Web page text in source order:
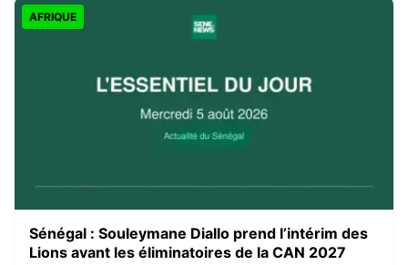
AFRIQUE
Sénégal : Souleymane Diallo prend l’intérim des
Lions avant les éliminatoires de la CAN 2027